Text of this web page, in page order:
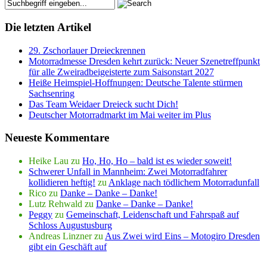
Die letzten Artikel
29. Zschorlauer Dreieckrennen
Motorradmesse Dresden kehrt zurück: Neuer Szenetreffpunkt
für alle Zweiradbeigeisterte zum Saisonstart 2027
Heiße Heimspiel-Hoffnungen: Deutsche Talente stürmen
Sachsenring
Das Team Weidaer Dreieck sucht Dich!
Deutscher Motorradmarkt im Mai weiter im Plus
Neueste Kommentare
Heike Lau zu Ho, Ho, Ho – bald ist es wieder soweit!
Schwerer Unfall in Mannheim: Zwei Motorradfahrer
kollidieren heftig! zu Anklage nach tödlichem Motorradunfall
Rico zu Danke – Danke – Danke!
Lutz Rehwald zu Danke – Danke – Danke!
Peggy zu Gemeinschaft, Leidenschaft und Fahrspaß auf
Schloss Augustusburg
Andreas Linznerzu Aus Zwei wird Eins – Motogiro Dresden
gibt ein Geschäft auf